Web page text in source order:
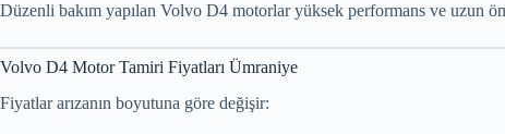
Düzenli bakım yapılan Volvo D4 motorlar yüksek performans ve uzun
Volvo D4 Motor Tamiri Fiyatları Ümraniye
Fiyatlar arızanın boyutuna göre değişir: